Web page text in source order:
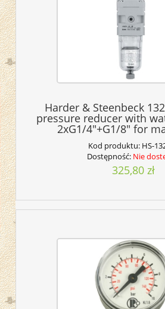
Harder & Steenbeck
pressure reducer with
2xG1/4"+G1/8" for
Kod produktu: HS-
Dostępność: Nie
325,80 zł